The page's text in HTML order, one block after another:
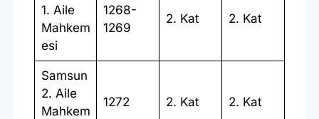
1. Aile
Mahkem
esi
1268-
1269
2. Kat 2. Kat
Samsun
2. Aile
Mahkem
1272 2. Kat 2. Kat